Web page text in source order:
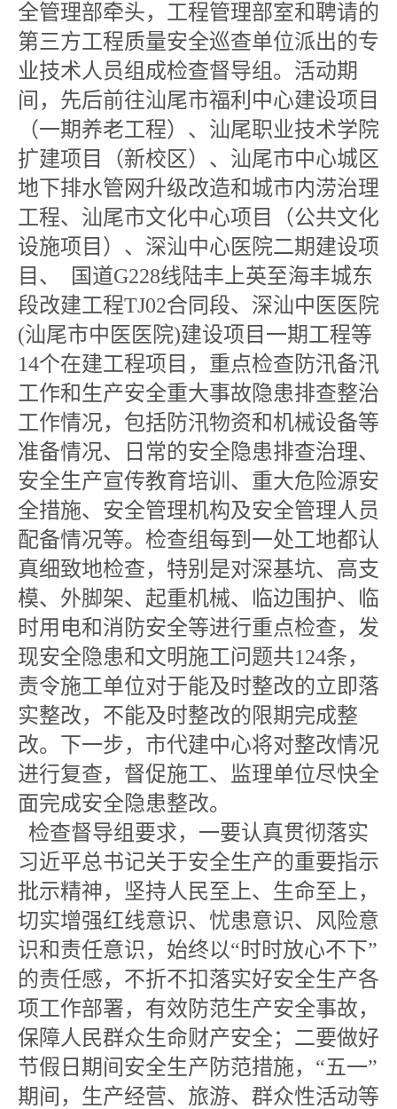
全管理部牵头，工程管理部室和聘请的
第三方工程质量安全巡查单位派出的专
业技术人员组成检查督导组。活动期
间，先后前往汕尾市福利中心建设项目
（一期养老工程）、 汕尾职业技术学院
扩建项目（新校区） 、汕尾市中心城区
地下排水管网升级改造和城市内涝治理
工程、汕尾市文化中心项目（公共文化
设施项目）、深汕中心医院二期建设项
目、
国道G228线陆丰上英至海丰城东
段改建工程TJ02合同段、 深汕中医医院
(汕尾市中医医院)建设项目一期工程等
14个在建工程项目，重点检查防汛备汛
工作和生产安全重大事故隐患排查整治
工作情况，包括防汛物资和机械设备等
准备情况、日常的安全隐患排查治理、
安全生产宣传教育培训、重大危险源安
全措施、安全管理机构及安全管理人员
配备情况等。检查组每到一处工地都认
真细致地检查，特别是对深基坑、高支
模、外脚架、起重机械、临边围护、临
时用电和消防安全等进行重点检查，发
现安全隐患和文明施工问题共124条，
责令施工单位对于能及时整改的立即落
实整改，不能及时整改的限期完成整
改。下一步，市代建中心将对整改情况
进行复查，督促施工、监理单位尽快全
面完成安全隐患整改。
检查督导组要求，一要认真贯彻落实
习近平总书记关于安全生产的重要指示
批示精神，坚持人民至上、生命至上，
切实增强红线意识、忧患意识、风险意
识和责任意识，始终以“时时放心不下”
的责任感，不折不扣落实好安全生产各
项工作部署，有效防范生产安全事故，
保障人民群众生命财产安全；二要做好
节假日期间安全生产防范措施，“五一”
期间，生产经营、旅游、群众性活动等